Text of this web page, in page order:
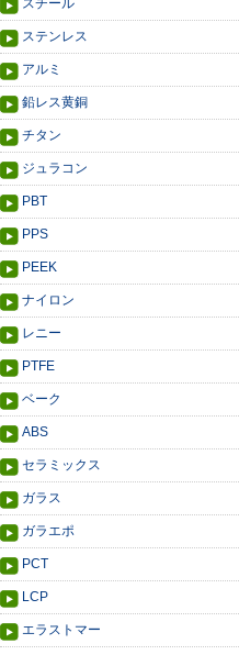
スチール
ステンレス
アルミ
鉛レス黄銅
チタン
ジュラコン
PBT
PPS
PEEK
ナイロン
レニー
PTFE
ベーク
ABS
セラミックス
ガラス
ガラエポ
PCT
LCP
エラストマー